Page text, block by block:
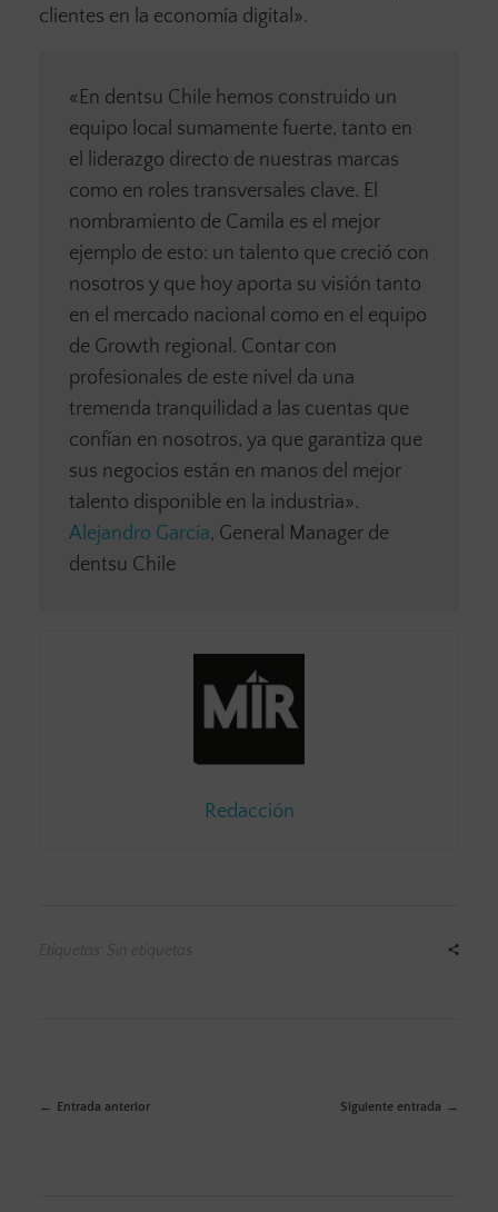
clientes en la economía digital».
«En dentsu Chile hemos construido un
equipo local sumamente fuerte, tanto en
el liderazgo directo de nuestras marcas
como en roles transversales clave. El
nombramiento de Camila es el mejor
ejemplo de esto: un talento que creció con
nosotros y que hoy aporta su visión tanto
en el mercado nacional como en el equipo
de Growth regional. Contar con
profesionales de este nivel da una
tremenda tranquilidad a las cuentas que
confían en nosotros, ya que garantiza que
sus negocios están en manos del mejor
talento disponible en la industria».
Alejandro García, General Manager de
dentsu Chile
Redacción
Etiquetas: Sin etiquetas
Entrada anterior Siguiente entrada